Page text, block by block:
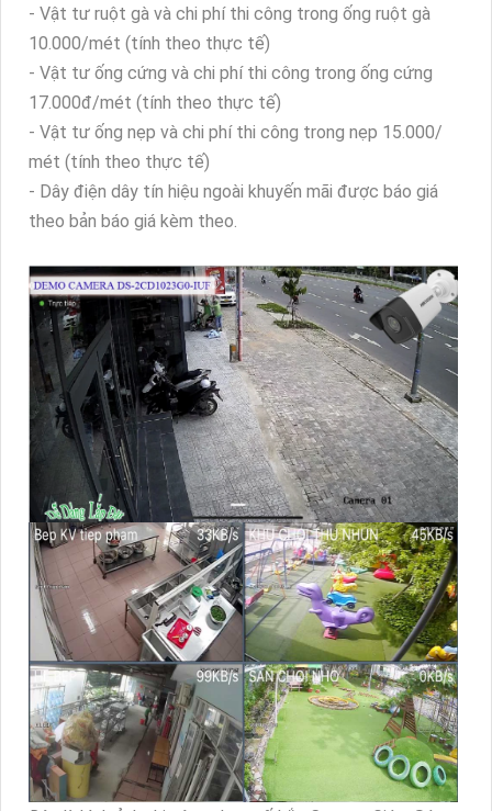
- Vật tư ruột gà và chi phí thi công trong ống ruột gà
10.000/mét (tính theo thực tế)
- Vật tư ống cứng và chi phí thi công trong ống cứng
17.000đ/mét (tính theo thực tế)
- Vật tư ống nẹp và chi phí thi công trong nẹp 15.000/
mét (tính theo thực tế)
- Dây điện dây tín hiệu ngoài khuyến mãi được báo giá
theo bản báo giá kèm theo.